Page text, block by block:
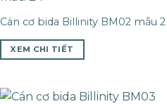
Cán cơ bida Billinity BM02 mẫu 2
XEM CHI TIẾT